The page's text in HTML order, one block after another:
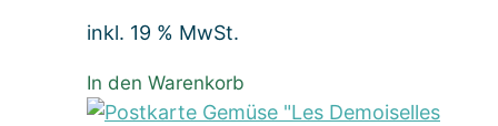
inkl. 19 % MwSt.
In den Warenkorb